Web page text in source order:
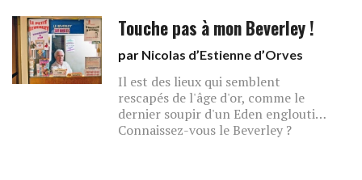
Touche pas à mon Beverley !
par Nicolas d’Estienne d’Orves
Il est des lieux qui semblent
rescapés de l'âge d'or, comme le
dernier soupir d'un Eden englouti…
Connaissez-vous le Beverley ?